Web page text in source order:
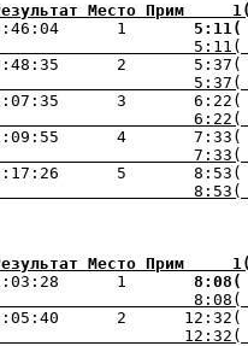
Результат
1
5:11(
2
Результат
1
8:08(
2